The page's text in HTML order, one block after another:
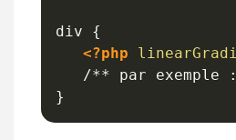
div {
<?php
/** par exemple
}